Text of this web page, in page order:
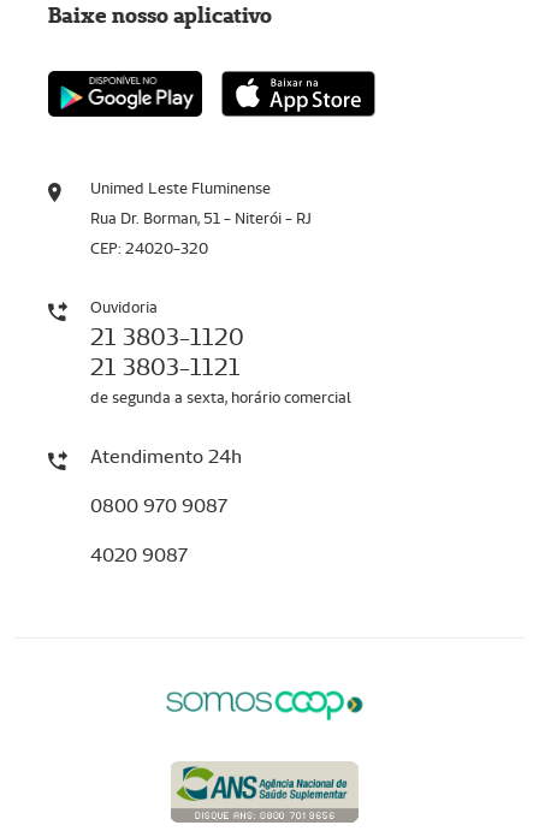
Unimed Leste Fluminense
Rua Dr. Borman, 51 - Niterói - RJ
CEP: 24020-320
Ouvidoria
21 3803-1120
21 3803-1121
de segunda a sexta, horário comercial
Atendimento 24h
0800 970 9087
4020 9087
Baixe nosso aplicativo